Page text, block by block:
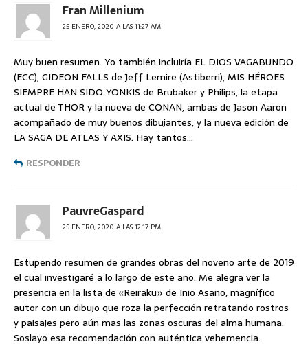
Fran Millenium
25 ENERO, 2020 A LAS 11:27 AM
Muy buen resumen. Yo también incluiría EL DIOS VAGABUNDO
(ECC), GIDEON FALLS de Jeff Lemire (Astiberri), MIS HÉROES
SIEMPRE HAN SIDO YONKIS de Brubaker y Philips, la etapa
actual de THOR y la nueva de CONAN, ambas de Jason Aaron
acompañado de muy buenos dibujantes, y la nueva edición de
LA SAGA DE ATLAS Y AXIS. Hay tantos…
RESPONDER
PauvreGaspard
25 ENERO, 2020 A LAS 12:17 PM
Estupendo resumen de grandes obras del noveno arte de 2019
el cual investigaré a lo largo de este año. Me alegra ver la
presencia en la lista de «Reiraku» de Inio Asano, magnífico
autor con un dibujo que roza la perfección retratando rostros
y paisajes pero aún mas las zonas oscuras del alma humana.
Soslayo esa recomendación con auténtica vehemencia.